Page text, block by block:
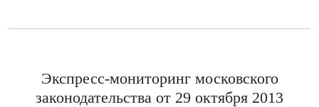
Экспресс-мониторинг московского
законодательства от 29 октября 2013